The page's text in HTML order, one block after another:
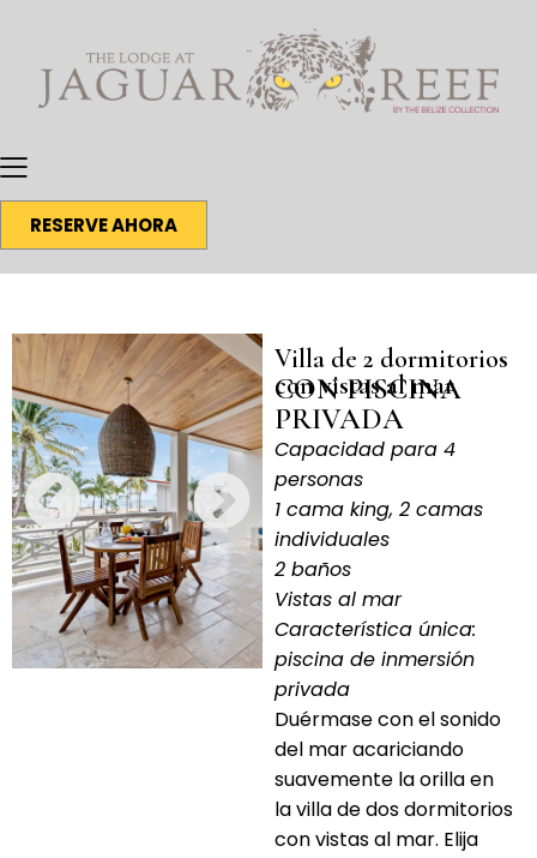
RESERVE AHORA
Villa de 2 dormitorios
con vistas al mar
CON PISCINA
PRIVADA
Capacidad para 4
personas
1 cama king, 2 camas
individuales
2 baños
Vistas al mar
Característica única:
piscina de inmersión
privada
Duérmase con el sonido
del mar acariciando
suavemente la orilla en
la villa de dos dormitorios
con vistas al mar. Elija